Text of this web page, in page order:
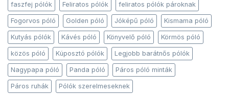
faszfej pólók Feliratos pólók feliratos pólók pároknak
Fogorvos póló Golden póló Jóképű póló Kismama póló
Kutyás pólók Kávés póló Könyvelő póló Körmös póló
közös póló Kúposztó pólók Legjobb barátnős pólók
Nagypapa póló Panda póló Páros póló minták
Páros ruhák Pólók szerelmeseknek